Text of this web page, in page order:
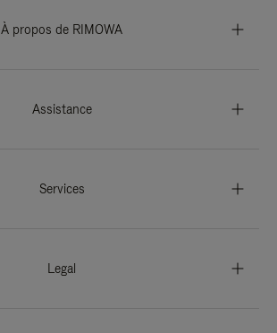
À propos de RIMOWA
Assistance
Services
Legal